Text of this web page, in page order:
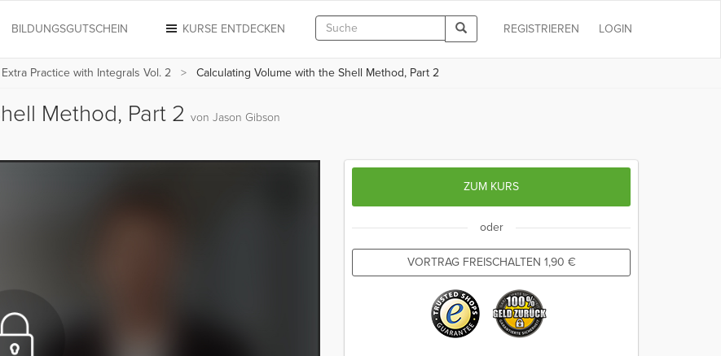
LOGIN
REGISTRIEREN
KURSE ENTDECKEN
BILDUNGSGUTSCHEIN
Practice with Integrals Vol. 2 Calculating Volume with the Shell Method, Part 2
Method, Part 2 von Jason Gibson
ZUM KURS
oder
VORTRAG FREISCHALTEN 1,90 €